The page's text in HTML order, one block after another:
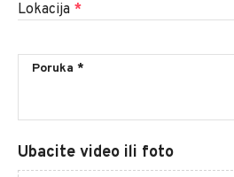
Lokacija *
Ubacite video ili foto